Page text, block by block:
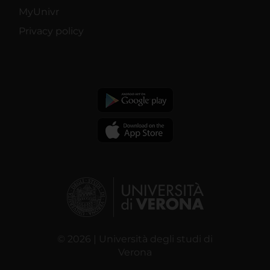
MyUnivr
Privacy policy
© 2026 | Università degli studi di
Verona